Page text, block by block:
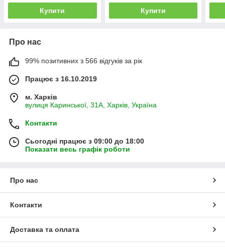
Купити Купити
Про нас
99% позитивних з 566 відгуків за рік
Працює з 16.10.2019
м. Харків
вулиця Каринської, 31А, Харків, Україна
Контакти
Сьогодні працює з 09:00 до 18:00
Показати весь графік роботи
Про нас
Контакти
Доставка та оплата